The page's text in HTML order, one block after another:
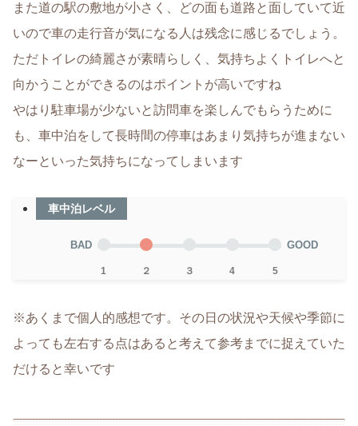
また道の駅の敷地が小さく、どの面も道路と面していて近
いので車の走行音が気になる人は残念に感じるでしょう。
ただトイレの綺麗さが素晴らしく、気持ちよくトイレへと
向かうことができるのはポイントが高いですね
やはり駐車場が少ないと訪問車を楽しんでもらうために
も、車中泊をして長時間の停車はあまり気持ちが進まない
なーといった気持ちになってしまいます
車中泊レベル
BAD
1 ２ ３ 4 5
GOOD
※あくまで個人的感想です。その日の状況や天候や季節に
よっても左右する点はあると考えて参考までに捉えていた
だけると幸いです